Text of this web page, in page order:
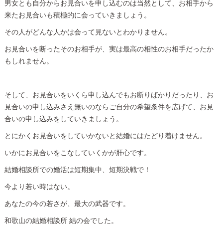
男女とも自分からお見合いを申し込むのは当然として、お相手から
来たお見合いも積極的に会っていきましょう。
その人がどんな人かは会って見ないとわかりません。
お見合いを断ったそのお相手が、実は最高の相性のお相手だったか
もしれません。
そして、お見合いをいくら申し込んでもお断りばかりだったり、お
見合いの申し込みさえ無いのならご自分の希望条件を広げて、お見
合いの申し込みをしていきましょう。
とにかくお見合いをしていかないと結婚にはたどり着けません。
いかにお見合いをこなしていくかが肝心です。
結婚相談所での婚活は短期集中、短期決戦で！
今より若い時はない。
あなたの今の若さが、最大の武器です。
和歌山の結婚相談所 結の会でした。